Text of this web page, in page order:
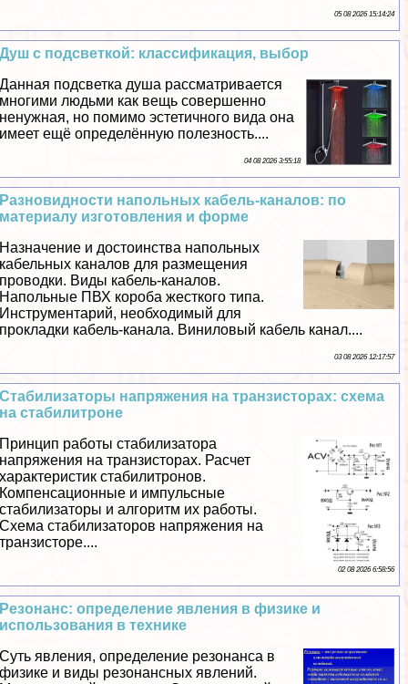
05 08 2026 15:14:24
Душ с подсветкой: классификация, выбор
Данная подсветка душа рассматривается
многими людьми как вещь совершенно
ненужная, но помимо эстетичного вида она
имеет ещё определённую полезность....
04 08 2026 3:55:18
Разновидности напольных кабель-каналов: по
материалу изготовления и форме
Назначение и достоинства напольных
кабельных каналов для размещения
проводки. Виды кабель-каналов.
Напольные ПВХ короба жесткого типа.
Инструментарий, необходимый для
прокладки кабель-канала. Виниловый кабель канал....
03 08 2026 12:17:57
Стабилизаторы напряжения на транзисторах: схема
на стабилитроне
Принцип работы стабилизатора
напряжения на транзисторах. Расчет
хаpaктеристик стабилитронов.
Компенсационные и импульсные
стабилизаторы и алгоритм их работы.
Схема стабилизаторов напряжения на
транзисторе....
02 08 2026 6:58:56
Резонанс: определение явления в физике и
использования в технике
Суть явления, определение резонанса в
физике и виды резонансных явлений.